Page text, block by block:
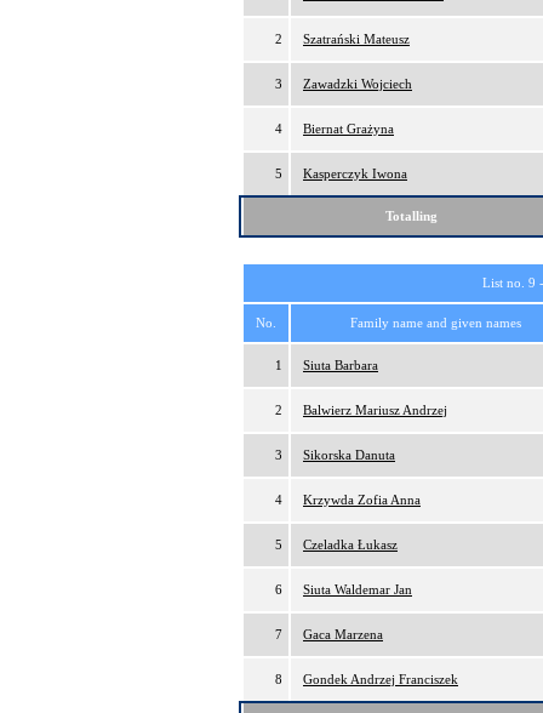
2 Szatrański Mateusz
3 Zawadzki Wojciech
4 Biernat Grażyna
5 Kasperczyk Iwona
Totalling
List no. 9
No. Family name and given names
1 Siuta Barbara
2 Balwierz Mariusz Andrzej
3 Sikorska Danuta
4 Krzywda Zofia Anna
5 Czeladka Łukasz
6 Siuta Waldemar Jan
7 Gaca Marzena
8 Gondek Andrzej Franciszek